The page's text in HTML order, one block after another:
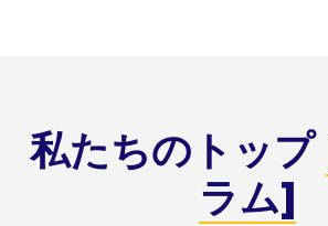
私たちのトップ
ラム]